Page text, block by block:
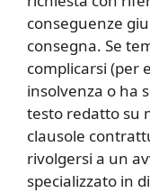
conseguenze
consegna. Se
complicarsi (per
insolvenza o ha
testo redatto su
clausole
rivolgersi a un
specializzato in